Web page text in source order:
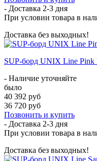
- Доставка 2-3 дня
При условии товара в
Доставка без выходных!
SUP-борд UNIX Line Pink
- Наличие уточняйте
было
40 392 руб
36 720 руб
Позвонить и купить
- Доставка 2-3 дня
При условии товара в
Доставка без выходных!